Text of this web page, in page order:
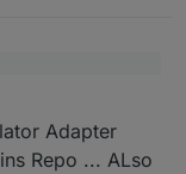
Adapter entwickelt
Adapter
Repo ... ALso